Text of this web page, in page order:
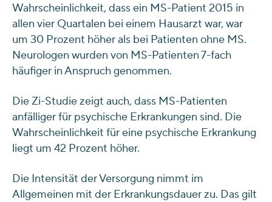
Wahrscheinlichkeit, dass ein MS-Patient 2015 in
allen vier Quartalen bei einem Hausarzt war, war
um 30 Prozent höher als bei Patienten ohne MS.
Neurologen wurden von MS-Patienten 7-fach
häufiger in Anspruch genommen.
Die Zi-Studie zeigt auch, dass MS-Patienten
anfälliger für psychische Erkrankungen sind. Die
Wahrscheinlichkeit für eine psychische Erkrankung
liegt um 42 Prozent höher.
Die Intensität der Versorgung nimmt im
Allgemeinen mit der Erkrankungsdauer zu. Das gilt